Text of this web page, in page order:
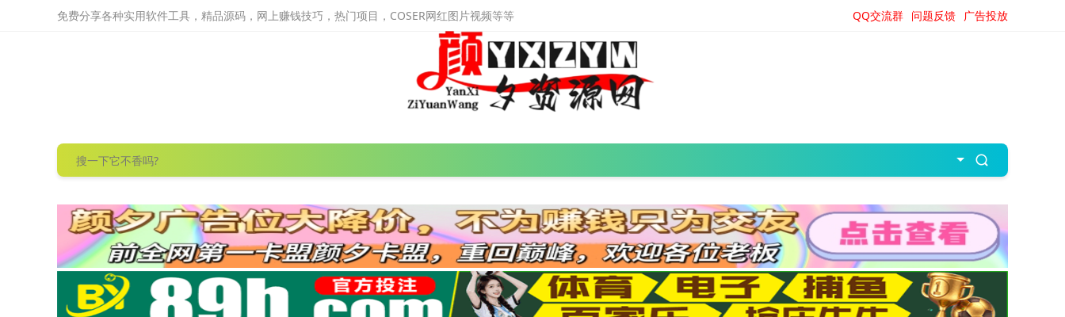
免费分享各种实用软件工具，精品源码，网上赚钱技巧，热门项目，COSER网红图片视频等等 广告投放
问题反馈
QQ交流群